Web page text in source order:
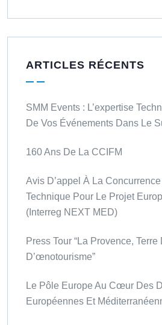
ARTICLES RÉCENTS
SMM Events : L’expertise
De Vos Événements Dans Le
160 Ans De La CCIFM
Avis D’appel À La
Technique Pour Le Projet
(Interreg NEXT MED)
Press Tour “La Provence, Terre
D’œnotourisme”
Le Pôle Europe Au Cœur Des
Européennes Et